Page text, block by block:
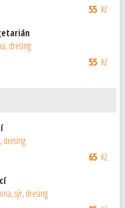
55Kč
dresing
55Kč
dresing
65Kč
sýr, dresing